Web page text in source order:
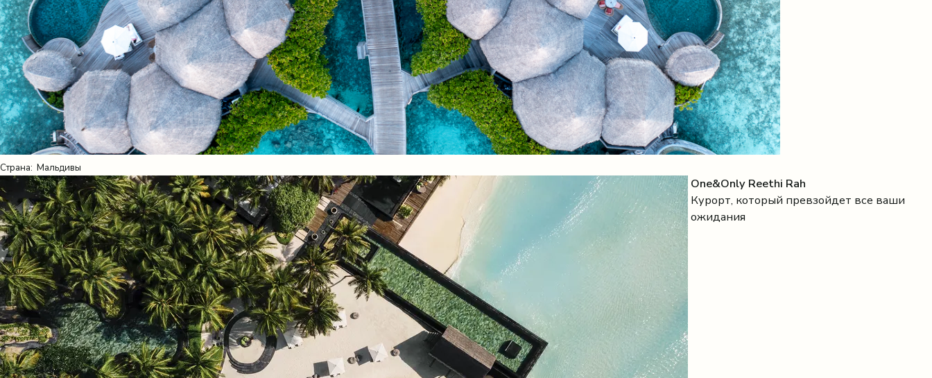
Страна: Мальдивы
One&Only Reethi Rah
Курорт, который превзойдет все ваши
ожидания